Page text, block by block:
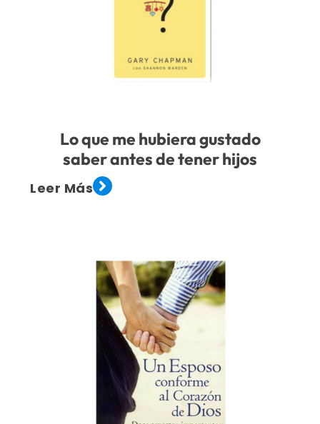
Lo que me hubiera gustado
saber antes de tener hijos
Leer Más